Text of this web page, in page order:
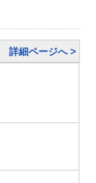
詳細ページへ >